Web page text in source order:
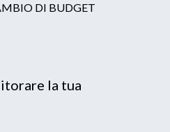
DI BUDGET
la tua